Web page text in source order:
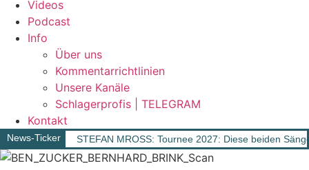
Videos
Podcast
Info
Über uns
Kommentarrichtlinien
Unsere Kanäle
Schlagerprofis | TELEGRAM
Kontakt
News-Ticker STEFAN MROSS: Tournee 2027: Diese beiden